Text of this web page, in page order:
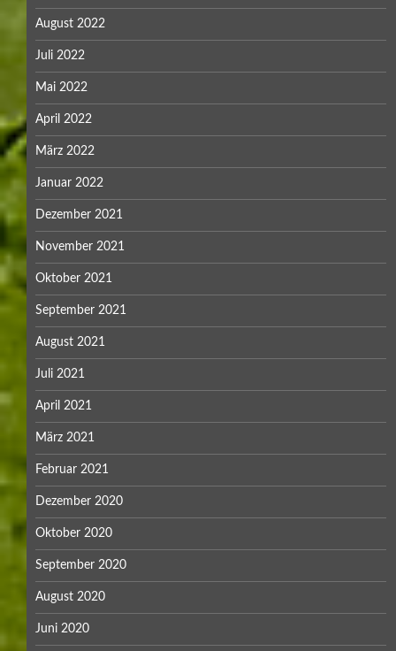
August 2022
Juli 2022
Mai 2022
April 2022
März 2022
Januar 2022
Dezember 2021
November 2021
Oktober 2021
September 2021
August 2021
Juli 2021
April 2021
März 2021
Februar 2021
Dezember 2020
Oktober 2020
September 2020
August 2020
Juni 2020